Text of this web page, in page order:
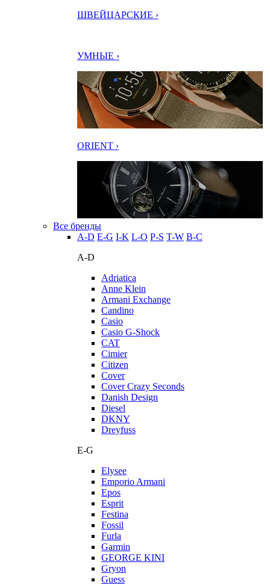
ШВЕЙЦАРСКИЕ ›
УМНЫЕ ›
ORIENT ›
Все бренды
A-D E-G I-K L-O P-S T-W В-С
A-D
Adriatica
Anne Klein
Armani Exchange
Candino
Casio
Casio G-Shock
CAT
Cimier
Citizen
Cover
Cover Crazy Seconds
Danish Design
Diesel
DKNY
Dreyfuss
E-G
Elysee
Emporio Armani
Epos
Esprit
Festina
Fossil
Furla
Garmin
GEORGE KINI
Gryon
Guess